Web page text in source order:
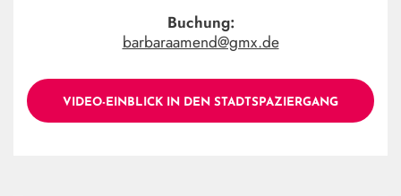
Buchung:
barbaraamend@gmx.de
VIDEO-EINBLICK IN DEN STADTSPAZIERGANG